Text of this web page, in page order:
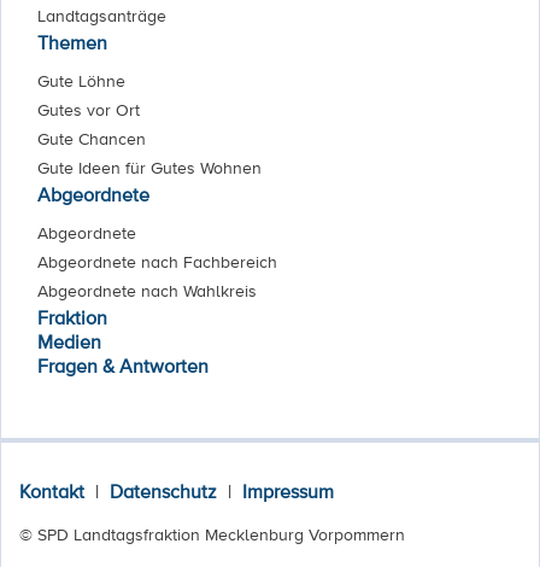
Landtagsanträge
Themen
Gute Löhne
Gutes vor Ort
Gute Chancen
Gute Ideen für Gutes Wohnen
Abgeordnete
Abgeordnete
Abgeordnete nach Fachbereich
Abgeordnete nach Wahlkreis
Fraktion
Medien
Fragen & Antworten
Kontakt | Datenschutz | Impressum
© SPD Landtagsfraktion Mecklenburg Vorpommern